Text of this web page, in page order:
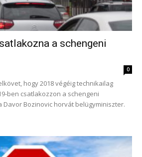
a schengeni
0
hogy 2018 végéig technikailag
ben csatlakozzon a schengeni
Davor Bozinovic horvát belügyminiszter.